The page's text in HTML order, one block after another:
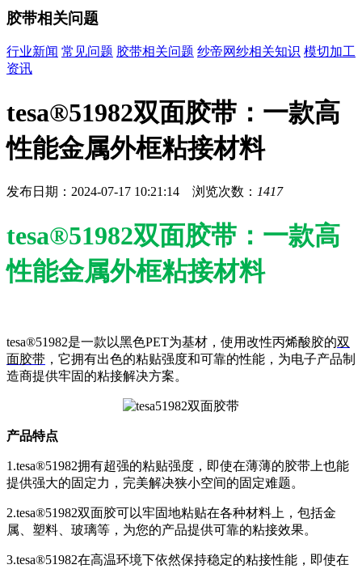
胶带相关问题
行业新闻 常见问题 胶带相关问题 纱帝网纱相关知识 模切加工
资讯
tesa®51982双面胶带：一款高
性能金属外框粘接材料
发布日期：2024-07-17 10:21:14 浏览次数： 1417
tesa®51982双面胶带：一款高
性能金属外框粘接材料
tesa®51982是一款以黑色PET为基材，使用改性丙烯酸胶的双
面胶带 ，它拥有出色的粘贴强度和可靠的性能，为电子产品制
造商提供牢固的粘接解决方案。
产品特点
1.tesa®51982拥有超强的粘贴强度，即使在薄薄的胶带上也能
提供强大的固定力，完美解决狭小空间的固定难题。
2.tesa®51982双面胶可以牢固地粘贴在各种材料上，包括金
属、塑料、玻璃等，为您的产品提供可靠的粘接效果。
3.tesa®51982在高温环境下依然保持稳定的粘接性能，即使在